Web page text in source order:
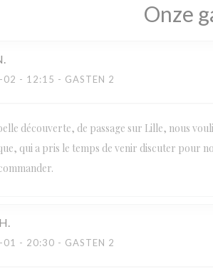
Onze
02 - 12:15 - GASTEN 2
découverte, de passage sur Lille, nous
qui a pris le temps de venir discuter pour
H
- 20:30 - GASTEN 2